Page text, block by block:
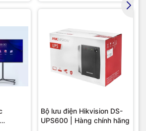
Bộ lưu điện Hikvision DS-
UPS600 | Hàng chính hãng